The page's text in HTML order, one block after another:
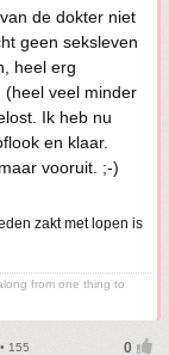
de dokter niet
geen seksleven
heel erg
veel minder
Ik heb nu
en klaar.
vooruit. ;-)
zakt met lopen is
from one thing to
155